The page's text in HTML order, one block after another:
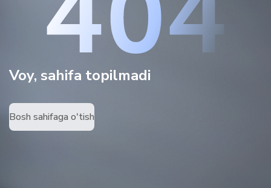
Voy, sahifa topilmadi
Bosh sahifaga o'tish